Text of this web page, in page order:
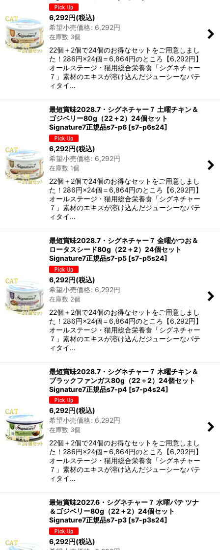
6,292円(税込)
希望小売価格: 6,292円
在庫数 3個
22個＋2個で24個のお得なセットをご用意しまし
た！286円×24個＝6,864円のところ【6,292円】
オールステージ・猫用総合栄養食「シグネチャー
７」素材のエキスが溶け込んだジューシーなパテ
ィタイ…
最短賞味2028.7・シグネチャー７ 土曜チキン＆
ゴジベリー80g（22＋2）24個セット
Signature7正規品s7-p6 [s7-p6s24]
6,292円(税込)
希望小売価格: 6,292円
在庫数 1個
22個＋2個で24個のお得なセットをご用意しまし
た！286円×24個＝6,864円のところ【6,292円】
オールステージ・猫用総合栄養食「シグネチャー
７」素材のエキスが溶け込んだジューシーなパテ
ィタイ…
最短賞味2028.7・シグネチャー７ 金曜かつお＆
ロータスシード80g（22＋2）24個セット
Signature7正規品s7-p5 [s7-p5s24]
6,292円(税込)
希望小売価格: 6,292円
在庫数 2個
22個＋2個で24個のお得なセットをご用意しまし
た！286円×24個＝6,864円のところ【6,292円】
オールステージ・猫用総合栄養食「シグネチャー
７」素材のエキスが溶け込んだジューシーなパテ
ィタイ…
最短賞味2028.7・シグネチャー７ 木曜チキン＆
ブラックファンガス80g（22＋2）24個セット
Signature7正規品s7-p4 [s7-p4s24]
6,292円(税込)
希望小売価格: 6,292円
在庫数 3個
22個＋2個で24個のお得なセットをご用意しまし
た！286円×24個＝6,864円のところ【6,292円】
オールステージ・猫用総合栄養食「シグネチャー
７」素材のエキスが溶け込んだジューシーなパテ
ィタイ…
最短賞味2027.6・シグネチャー７ 水曜パテ ツナ
＆ゴジベリー80g（22＋2）24個セット
Signature7正規品s7-p3 [s7-p3s24]
6,292円(税込)